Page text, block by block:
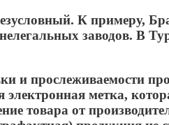
К примеру,
заводов. В
и прослеживаемости
метка,
товара от